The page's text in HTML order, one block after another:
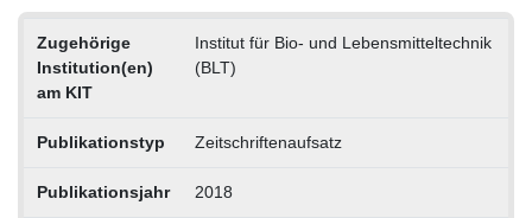
Zugehörige
Institution(en)
am KIT
Institut für Bio- und Lebensmitteltechnik
(BLT)
Publikationstyp Zeitschriftenaufsatz
Publikationsjahr 2018